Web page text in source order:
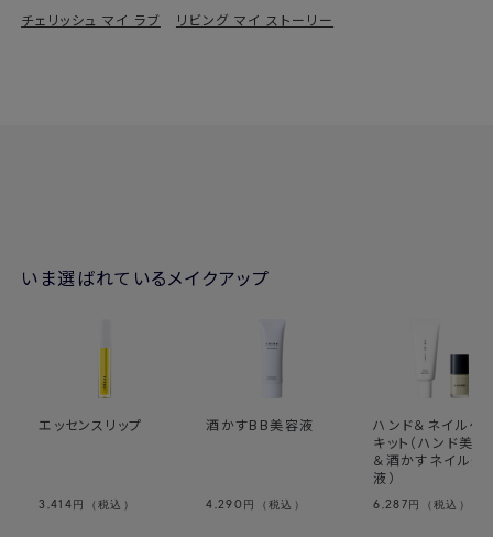
チェリッシュ マイ ラブ
リビング マイ ストーリー
いま選ばれているメイクアップ
エッセンスリップ
3,414 円（税込）
酒かすBB美容液
4,290 円（税込）
ハンド＆ネイルケ
キット（ハンド美
＆酒かすネイル美
液）
6,287 円（税込）